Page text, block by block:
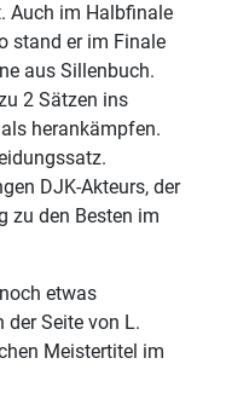
Auch im Halbfinale
stand er im Finale
aus Sillenbuch.
2 Sätzen ins
herankämpfen.
DJK-Akteurs, der
zu den Besten im
etwas
Seite von L.
Meistertitel im